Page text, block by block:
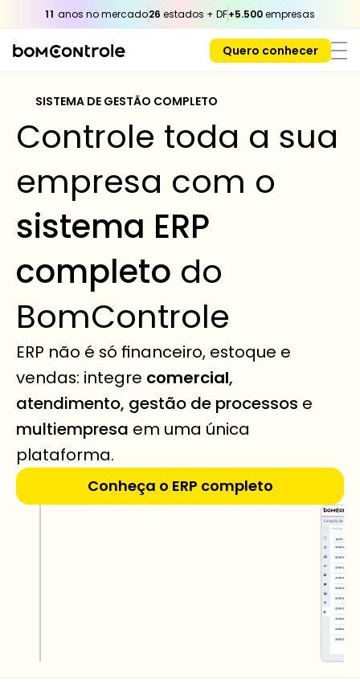
11 anos no mercado26 estados + DF+5.500 empresas
Quero conhecer
SISTEMA DE GESTÃO COMPLETO
Controle toda a sua
sistema ERP
completo do
BomControle
ERP não é só financeiro, estoque e
vendas: integre comercial,
atendimento, gestão de processos
multiempresa em uma única
plataforma.
Conheça o ERP completo